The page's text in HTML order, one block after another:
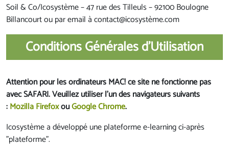
Soil & Co/Icosystème – 47 rue des Tilleuls – 92100 Boulogne
Billancourt ou par email à contact@icosystème.com
Conditions Générales d'Utilisation
Attention pour les ordinateurs MAC! ce site ne fonctionne pas
avec SAFARI. Veuillez utiliser l'un des navigateurs suivants
:Mozilla FirefoxouGoogle Chrome.
Icosystème a développé une plateforme e-learning ci-après
"plateforme".